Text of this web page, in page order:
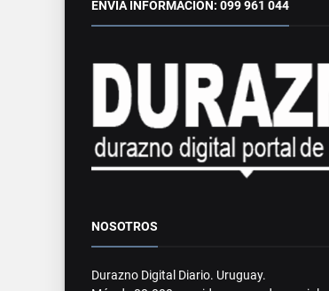
ENVÍA INFORMACIÓN: 099 961 044
NOSOTROS
Durazno Digital Diario. Uruguay.